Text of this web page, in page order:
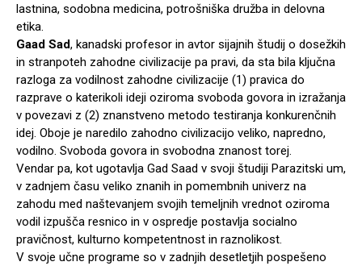
lastnina, sodobna medicina, potrošniška družba in delovna
etika.
Gaad Sad, kanadski profesor in avtor sijajnih študij o dosežkih
in stranpoteh zahodne civilizacije pa pravi, da sta bila ključna
razloga za vodilnost zahodne civilizacije (1) pravica do
razprave o katerikoli ideji oziroma svoboda govora in izražanja
v povezavi z (2) znanstveno metodo testiranja konkurenčnih
idej. Oboje je naredilo zahodno civilizacijo veliko, napredno,
vodilno. Svoboda govora in svobodna znanost torej.
Vendar pa, kot ugotavlja Gad Saad v svoji študiji Parazitski um,
v zadnjem času veliko znanih in pomembnih univerz na
zahodu med naštevanjem svojih temeljnih vrednot oziroma
vodil izpušča resnico in v ospredje postavlja socialno
pravičnost, kulturno kompetentnost in raznolikost.
V svoje učne programe so v zadnjih desetletjih pospešeno